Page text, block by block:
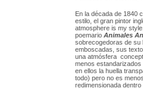
En la década de 1840
estilo, el gran pintor
atmosphere is my
poemario Animales
sobrecogedoras de su
emboscadas, sus
una atmósfera
menos
en ellos la huella
todo) pero no es
redimensionada